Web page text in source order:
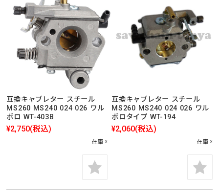
互換キャブレター スチール
MS260 MS240 024 026 ワル
ボロ WT-403B
¥2,750(税込)
在庫 ☓
互換キャブレター スチール
MS260 MS240 024 026 ワル
ボロタイプ WT-194
¥2,060(税込)
在庫 ☓